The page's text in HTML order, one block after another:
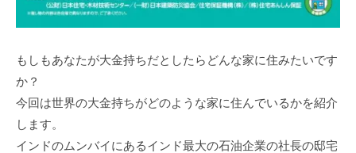
もしもあなたが大金持ちだとしたらどんな家に住みたいです
か？
今回は世界の大金持ちがどのような家に住んでいるかを紹介
します。
インドのムンバイにあるインド最大の石油企業の社長の邸宅